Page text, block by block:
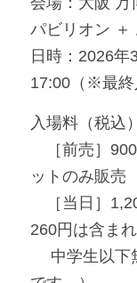
パビリオン ＋
日時：2026年
17:00（※最終
入場料（税込
［前売］
ットのみ販売
［当日］
260円は含ま